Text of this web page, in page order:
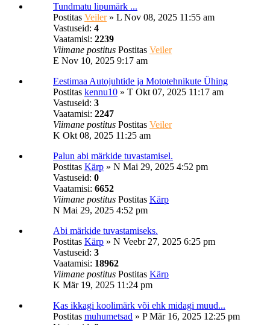
Tundmatu lipumärk ...
Postitas Veiler» L Nov 08, 2025 11:55 am
Vastuseid: 4
Vaatamisi: 2239
Viimane postitus Postitas Veiler
E Nov 10, 2025 9:17 am
Eestimaa Autojuhtide ja Mototehnikute Ühing
Postitas kennu10 » T Okt 07, 2025 11:17 am
Vastuseid: 3
Vaatamisi: 2247
Viimane postitus Postitas Veiler
K Okt 08, 2025 11:25 am
Palun abi märkide tuvastamisel.
Postitas Kärp » N Mai 29, 2025 4:52 pm
Vastuseid: 0
Vaatamisi: 6652
Viimane postitus Postitas Kärp
N Mai 29, 2025 4:52 pm
Abi märkide tuvastamiseks.
Postitas Kärp » N Veebr 27, 2025 6:25 pm
Vastuseid: 3
Vaatamisi: 18962
Viimane postitus Postitas Kärp
K Mär 19, 2025 11:24 pm
Kas ikkagi koolimärk või ehk midagi muud...
Postitas muhumetsad » P Mär 16, 2025 12:25 pm